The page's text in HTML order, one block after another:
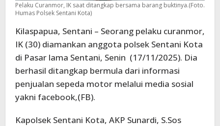
Pelaku Curanmor, IK saat ditangkap bersama barang buktinya.(Foto.
Humas Polsek Sentani Kota)
Kilaspapua, Sentani – Seorang pelaku curanmor,
IK (30) diamankan anggota polsek Sentani Kota
di Pasar lama Sentani, Senin (17/11/2025). Dia
berhasil ditangkap bermula dari informasi
penjualan sepeda motor melalui media sosial
yakni facebook,(FB).
Kapolsek Sentani Kota, AKP Sunardi, S.Sos